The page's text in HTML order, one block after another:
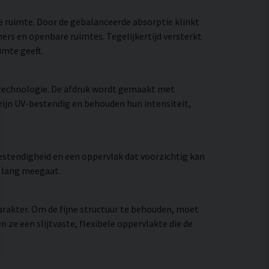
Door de gebalanceerde absorptie klinkt
en openbare ruimtes. Tegelijkertijd versterkt
geeft.
De afdruk wordt gemaakt met
UV-bestendig en behouden hun intensiteit,
en een oppervlak dat voorzichtig kan
meegaat.
Om de fijne structuur te behouden, moet
ze een slijtvaste, flexibele oppervlakte die de